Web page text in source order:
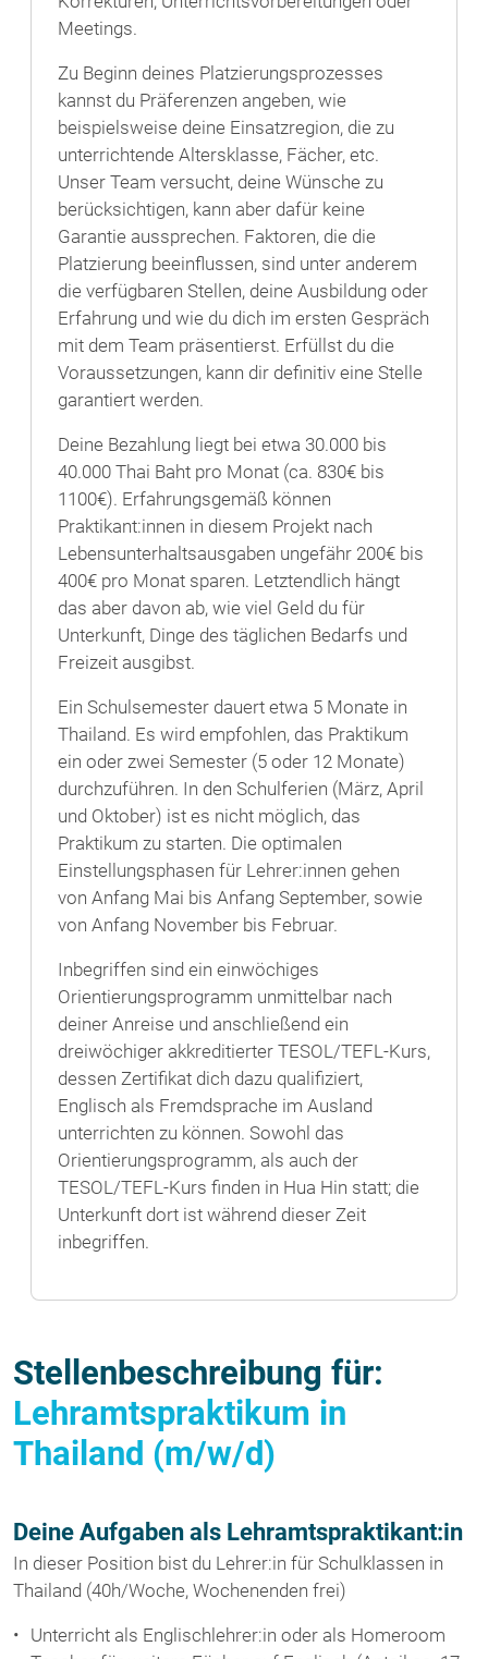
Meetings.
Zu Beginn deines Platzierungsprozesses
kannst du Präferenzen angeben, wie
beispielsweise deine Einsatzregion, die zu
unterrichtende Altersklasse, Fächer, etc.
Unser Team versucht, deine Wünsche zu
berücksichtigen, kann aber dafür keine
Garantie aussprechen. Faktoren, die die
Platzierung beeinflussen, sind unter anderem
die verfügbaren Stellen, deine Ausbildung oder
Erfahrung und wie du dich im ersten Gespräch
mit dem Team präsentierst. Erfüllst du die
Voraussetzungen, kann dir definitiv eine Stelle
garantiert werden.
Deine Bezahlung liegt bei etwa 30.000 bis
40.000 Thai Baht pro Monat (ca. 830€ bis
1100€). Erfahrungsgemäß können
Praktikant:innen in diesem Projekt nach
Lebensunterhaltsausgaben ungefähr 200€ bis
400€ pro Monat sparen. Letztendlich hängt
das aber davon ab, wie viel Geld du für
Unterkunft, Dinge des täglichen Bedarfs und
Freizeit ausgibst.
Ein Schulsemester dauert etwa 5 Monate in
Thailand. Es wird empfohlen, das Praktikum
ein oder zwei Semester (5 oder 12 Monate)
durchzuführen. In den Schulferien (März, April
und Oktober) ist es nicht möglich, das
Praktikum zu starten. Die optimalen
Einstellungsphasen für Lehrer:innen gehen
von Anfang Mai bis Anfang September, sowie
von Anfang November bis Februar.
Inbegriffen sind ein einwöchiges
Orientierungsprogramm unmittelbar nach
deiner Anreise und anschließend ein
dreiwöchiger akkreditierter TESOL/TEFL-Kurs,
dessen Zertifikat dich dazu qualifiziert,
Englisch als Fremdsprache im Ausland
unterrichten zu können. Sowohl das
Orientierungsprogramm, als auch der
TESOL/TEFL-Kurs finden in Hua Hin statt; die
Unterkunft dort ist während dieser Zeit
inbegriffen.
Stellenbeschreibung für:
Lehramtspraktikum in
Thailand (m/w/d)
Deine Aufgaben als Lehramtspraktikant:in
In dieser Position bist du Lehrer:in für Schulklassen in
Thailand (40h/Woche, Wochenenden frei)
Unterricht als Englischlehrer:in oder als Homeroom